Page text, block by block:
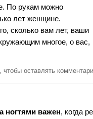
По рукам можно
лет женщине.
сколько вам лет, ваши
многое, о вас,
по уходу за руками
, чтобы оставлять
ногтями важен, когда